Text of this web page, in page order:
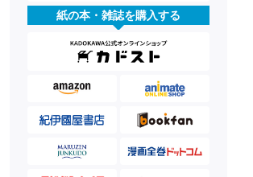
紙の本・雑誌を購入する